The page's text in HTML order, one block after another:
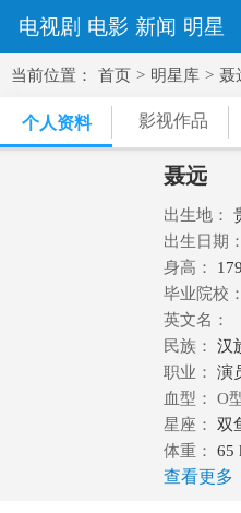
电视剧 电影 新闻 明星
当前位置： 首页 > 明星库 > 聂
个人资料 影视作品
聂远
出生地：
远县
出生日期：
身高：
毕业院校：
英文名：
民族：
汉
职业：
演
血型： O
星座：
双
体重：
65
查看更多